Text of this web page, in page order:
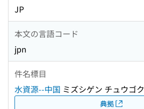
JP
本文の言語コード
jpn
件名標目
水資源--中国 ミズシゲン チュウゴク
典拠